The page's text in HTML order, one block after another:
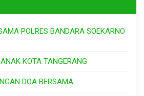
POLRES BANDARA SOEKARNO
KOTA TANGERANG
DOA BERSAMA